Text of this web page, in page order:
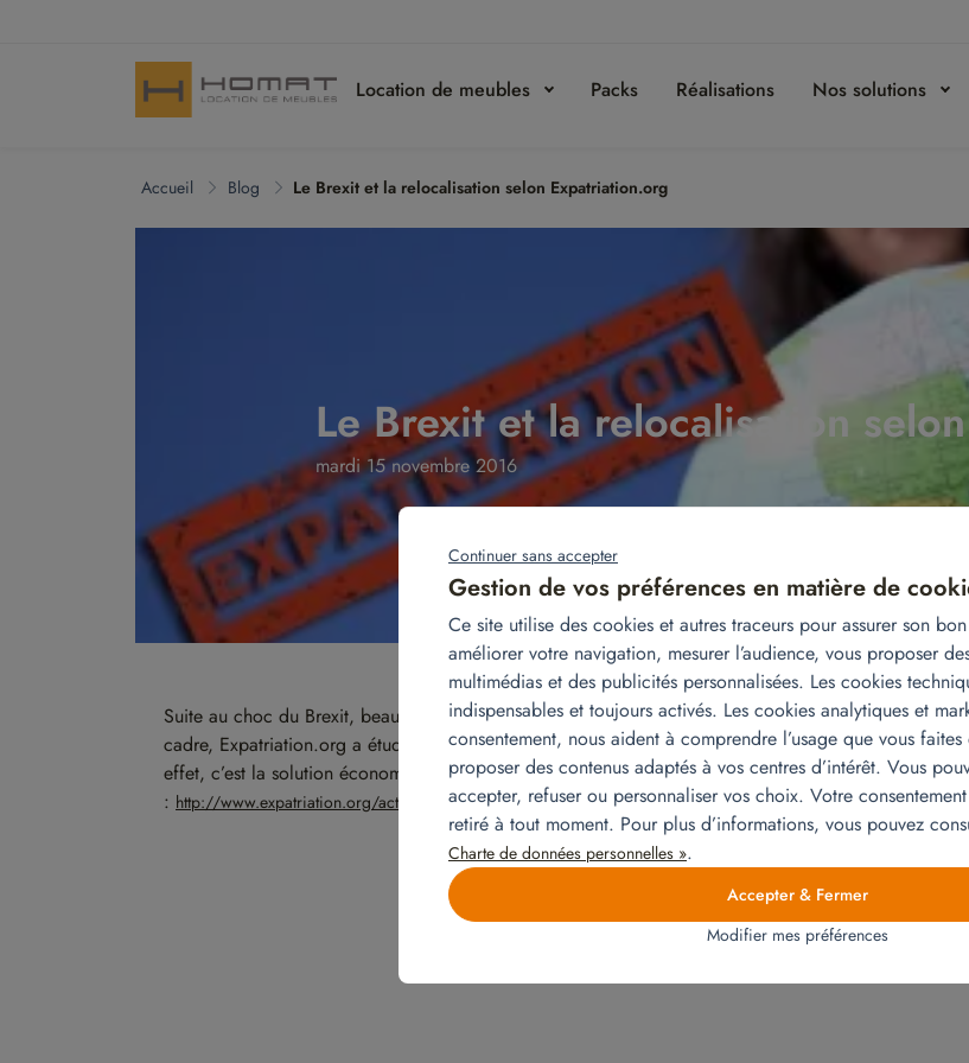
Location de meubles Packs Réalisations Nos solutions
Accueil Blog Le Brexit et la relocalisation selon Expatriation.org
Le Brexit et la relocalisation
mardi 15 novembre 2016
Suite au choc du Brexit, beaucoup de multinationales changent d’implantation dans l’Union
cadre, Expatriation.org a étudié la relocalisation professionnelle et plus particulièrement la location
effet, c’est la solution économique, écologique et simple en cas d’expatriation ! Retrouvez l’article
: http://www.expatriation.org/actualites/relocation-professionnelle.html
Continuer sans accepter
Gestion de vos préférences en matière de
Ce site utilise des cookies et autres traceurs pour assurer son
améliorer votre navigation, mesurer l’audience, vous proposer
multimédias et des publicités personnalisées. Les cookies
indispensables et toujours activés. Les cookies analytiques et
consentement, nous aident à comprendre l’usage que vous
proposer des contenus adaptés à vos centres d’intérêt. Vous
accepter, refuser ou personnaliser vos choix. Votre
retiré à tout moment. Pour plus d’informations, vous pouvez
Charte de données personnelles ».
Accepter & Fermer
Modifier mes préférences